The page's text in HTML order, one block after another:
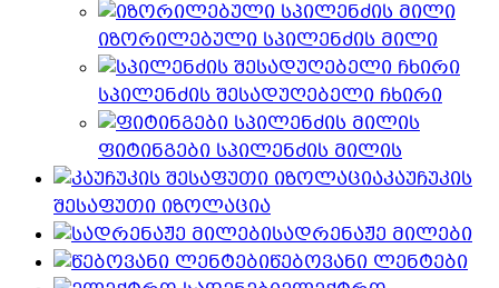
იზორილებული სპილენძის მილი
სპილენძის შესადუღებელი ჩხირი
ფიტინგები სპილენძის მილის
კაუჩუკის
შესაფუთი იზოლაცია
სადრენაჟე მილები
წებოვანი ლენტები